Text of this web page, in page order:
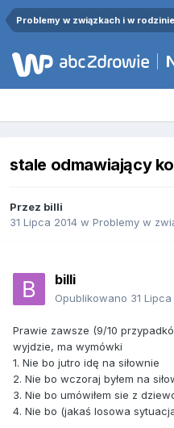
Problemy w związkach i w rodzinie
stale odmawiający
Przez billi
31 Lipca 2014 w Problemy w
billi
Opublikowano 31 Lipca
Prawie zawsze (9/10
wyjdzie, ma wymówki
1. Nie bo jutro idę na siłownie
2. Nie bo wczoraj byłem na
3. Nie bo umówiłem sie z
4. Nie bo (jakaś losowa